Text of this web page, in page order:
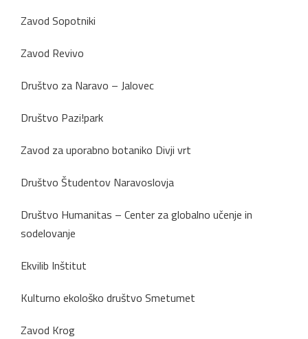
Zavod Sopotniki
Zavod Revivo
Društvo za Naravo – Jalovec
Društvo Pazi!park
Zavod za uporabno botaniko Divji vrt
Društvo Študentov Naravoslovja
Društvo Humanitas – Center za globalno učenje in
sodelovanje
Ekvilib Inštitut
Kulturno ekološko društvo Smetumet
Zavod Krog